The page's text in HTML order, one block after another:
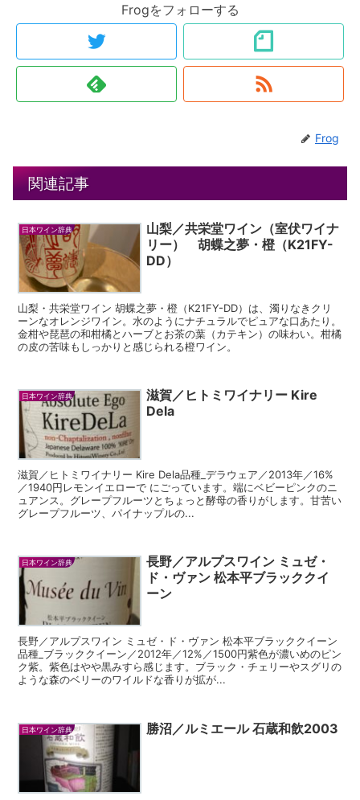
Frogをフォローする
Frog
関連記事
日本ワイン辞典
山梨／共栄堂ワイン（室伏ワイナ
リー） 胡蝶之夢・橙（K21FY-
DD）
山梨・共栄堂ワイン 胡蝶之夢・橙（K21FY-DD）は、濁りなきクリ
ーンなオレンジワイン。水のようにナチュラルでピュアな口あたり。
金柑や琵琶の和柑橘とハーブとお茶の葉（カテキン）の味わい。柑橘
の皮の苦味もしっかりと感じられる橙ワイン。
日本ワイン辞典
滋賀／ヒトミワイナリー Kire
Dela
滋賀／ヒトミワイナリー Kire Dela品種_デラウェア／2013年／16%
／1940円レモンイエローで にごっています。端にベビーピンクのニ
ュアンス。グレープフルーツとちょっと酵母の香りがします。甘苦い
グレープフルーツ、パイナップルの...
日本ワイン辞典
長野／アルプスワイン ミュゼ・
ド・ヴァン 松本平ブラッククイ
ーン
長野／アルプスワイン ミュゼ・ド・ヴァン 松本平ブラッククイーン
品種_ブラッククイーン／2012年／12%／1500円紫色が濃いめのピン
ク紫。紫色はやや黒みすら感じます。ブラック・チェリーやスグリの
ような森のベリーのワイルドな香りが拡が...
日本ワイン辞典 勝沼／ルミエール 石蔵和飲2003